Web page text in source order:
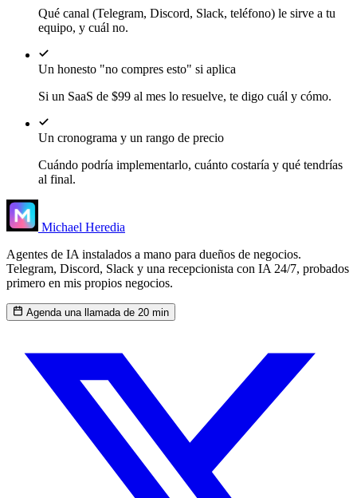
Qué canal (Telegram, Discord, Slack, teléfono) le sirve a tu
equipo, y cuál no.
Un honesto "no compres esto" si aplica
Si un SaaS de $99 al mes lo resuelve, te digo cuál y cómo.
Un cronograma y un rango de precio
Cuándo podría implementarlo, cuánto costaría y qué tendrías
al final.
Michael Heredia
Agentes de IA instalados a mano para dueños de negocios.
Telegram, Discord, Slack y una recepcionista con IA 24/7, probados
primero en mis propios negocios.
Agenda una llamada de 20 min